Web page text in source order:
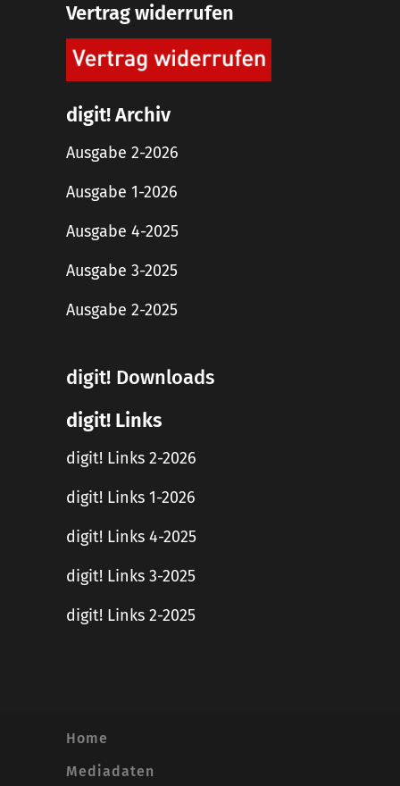
Vertrag widerrufen
digit! Archiv
Ausgabe 2-2026
Ausgabe 1-2026
Ausgabe 4-2025
Ausgabe 3-2025
Ausgabe 2-2025
digit! Downloads
digit! Links
digit! Links 2-2026
digit! Links 1-2026
digit! Links 4-2025
digit! Links 3-2025
digit! Links 2-2025
Home
Mediadaten